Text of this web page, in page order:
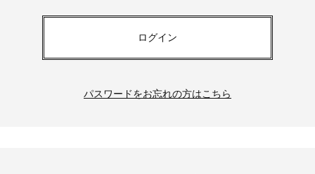
ログイン
パスワードをお忘れの方はこちら